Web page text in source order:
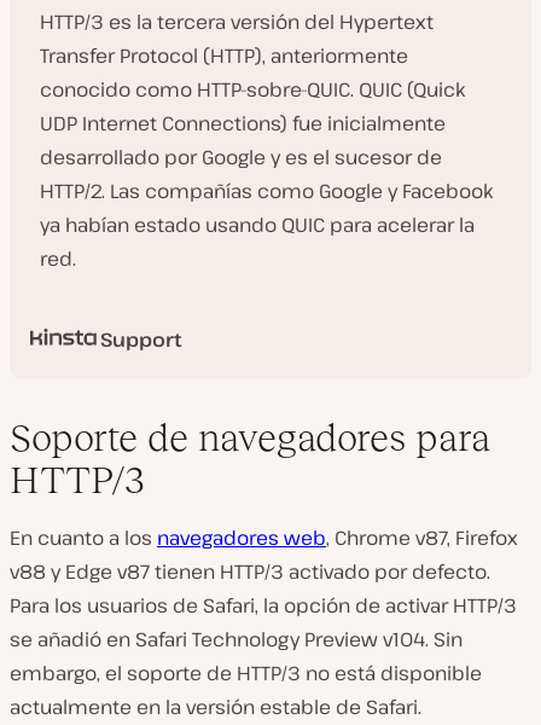
HTTP/3 es la tercera versión del Hypertext
Transfer Protocol (HTTP), anteriormente
conocido como HTTP-sobre-QUIC. QUIC (Quick
UDP Internet Connections) fue inicialmente
desarrollado por Google y es el sucesor de
HTTP/2. Las compañías como Google y Facebook
ya habían estado usando QUIC para acelerar la
red.
Support
Soporte de navegadores para
HTTP/3
En cuanto a los navegadores web, Chrome v87, Firefox
v88 y Edge v87 tienen HTTP/3 activado por defecto.
Para los usuarios de Safari, la opción de activar HTTP/3
se añadió en Safari Technology Preview v104. Sin
embargo, el soporte de HTTP/3 no está disponible
actualmente en la versión estable de Safari.